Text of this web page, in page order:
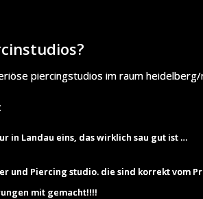
piercingstudios im raum heidelberg/
in Landau eins, das wirklich sau gut ist …
und Piercing studio. die sind korrekt vom
mit gemacht!!!!